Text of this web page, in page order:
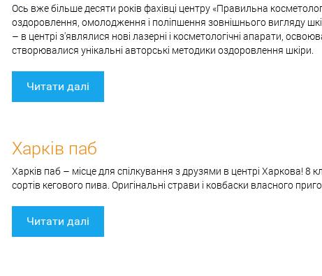
Ось вже більше десяти років фахівці центру «Правильна
оздоровлення, омолодження і поліпшення зовнішнього вигляду
– в центрі з'являлися нові лазерні і косметологічні апарати,
створювалися унікальні авторські методики оздоровлення шкіри.
Читати далі
Харків паб
Харків паб – місце для спілкування з друзями в центрі Харкова! 8
сортів кегового пива. Оригінальні страви і ковбаски власного
Читати далі